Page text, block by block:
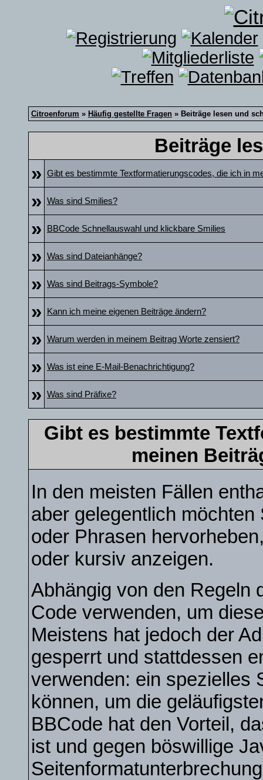
Citroenforum » Häufig gestellte Fragen » Beiträge lesen und
Beiträge
» Gibt es bestimmte Textformatierungscodes, die ich in
» Was sind Smilies?
» BBCode Schnellauswahl und klickbare Smilies
» Was sind Dateianhänge?
» Was sind Beitrags-Symbole?
» Kann ich meine eigenen Beiträge ändern?
» Warum werden in meinem Beitrag Worte zensiert?
» Was ist eine E-Mail-Benachrichtigung?
» Was sind Präfixe?
Gibt es bestimmte
meinen
In den meisten Fällen
aber gelegentlich
oder Phrasen
oder kursiv anzeigen.
Abhängig von den Regeln
Code verwenden, um
Meistens hat jedoch der
gesperrt und stattdessen
verwenden: ein spezielles
können, um die
BBCode hat den Vorteil,
ist und gegen böswillige